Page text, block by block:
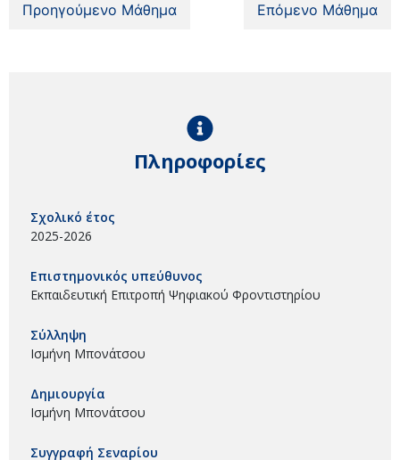
Προηγούμενο Μάθημα Επόμενο Μάθημα
Πληροφορίες
Σχολικό έτος
2025-2026
Επιστημονικός υπεύθυνος
Εκπαιδευτική Επιτροπή Ψηφιακού Φροντιστηρίου
Σύλληψη
Ισμήνη Μπονάτσου
Δημιουργία
Ισμήνη Μπονάτσου
Συγγραφή Σεναρίου